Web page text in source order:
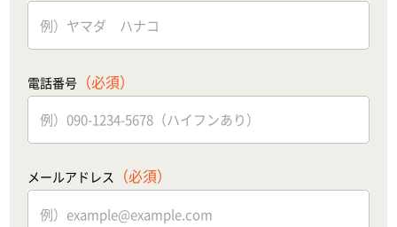
電話番号 （必須）
メールアドレス （必須）